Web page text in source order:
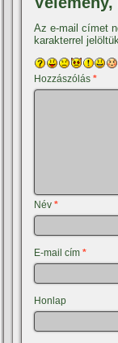
Az e-mail címet
karakterrel
Hozzászólás*
Név*
E-mail cím*
Honlap